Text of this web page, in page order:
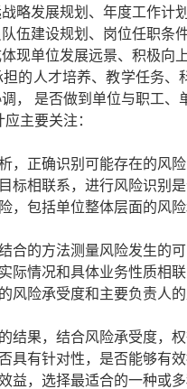
战略发展规划、年度工作计
队伍建设规划、岗位任职
体现单位发展远景、积极
担的人才培养、教学任务
， 是否做到单位与职工
主要关注：
，正确识别可能存在的风
标相联系，进行风险识别
，包括单位整体层面的风
合的方法测量风险发生的
际情况和具体业务性质相
风险承受度和主要负责人
结果，结合风险承受度，
具有针对性，是否能够有
益，选择最适合的一种或